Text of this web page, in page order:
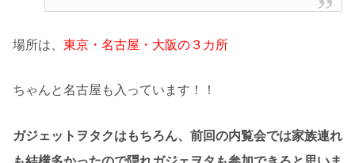
場所は、 東京・名古屋・大阪の３カ所
ちゃんと名古屋も入っています！！
ガジェットヲタクはもちろん、前回の内覧会では家族連れ